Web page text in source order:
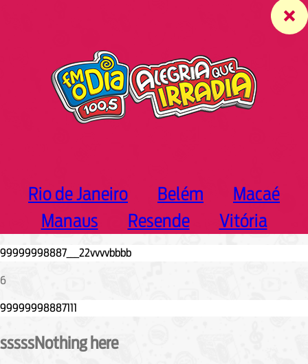
Rio de Janeiro Belém
Macaé
Manaus
Resende Vitória
6
sssssNothing here